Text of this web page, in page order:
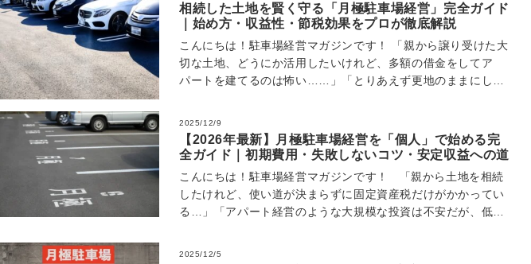
相続した土地を賢く守る「月極駐車場経営」完全ガイド
｜始め方・収益性・節税効果をプロが徹底解説
こんにちは！駐車場経営マガジンです！ 「親から譲り受けた大
切な土地、どうにか活用したいけれど、多額の借金をしてア
パートを建てるのは怖い……」「とりあえず更地のままにして
2025/12/9
【2026年最新】月極駐車場経営を「個人」で始める完
全ガイド｜初期費用・失敗しないコツ・安定収益への道
こんにちは！駐車場経営マガジンです！ 「親から土地を相続
したけれど、使い道が決まらずに固定資産税だけがかかってい
る…」「アパート経営のような大規模な投資は不安だが、低リ
2025/12/5